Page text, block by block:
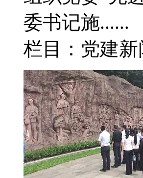
委书记施......
栏目：党建